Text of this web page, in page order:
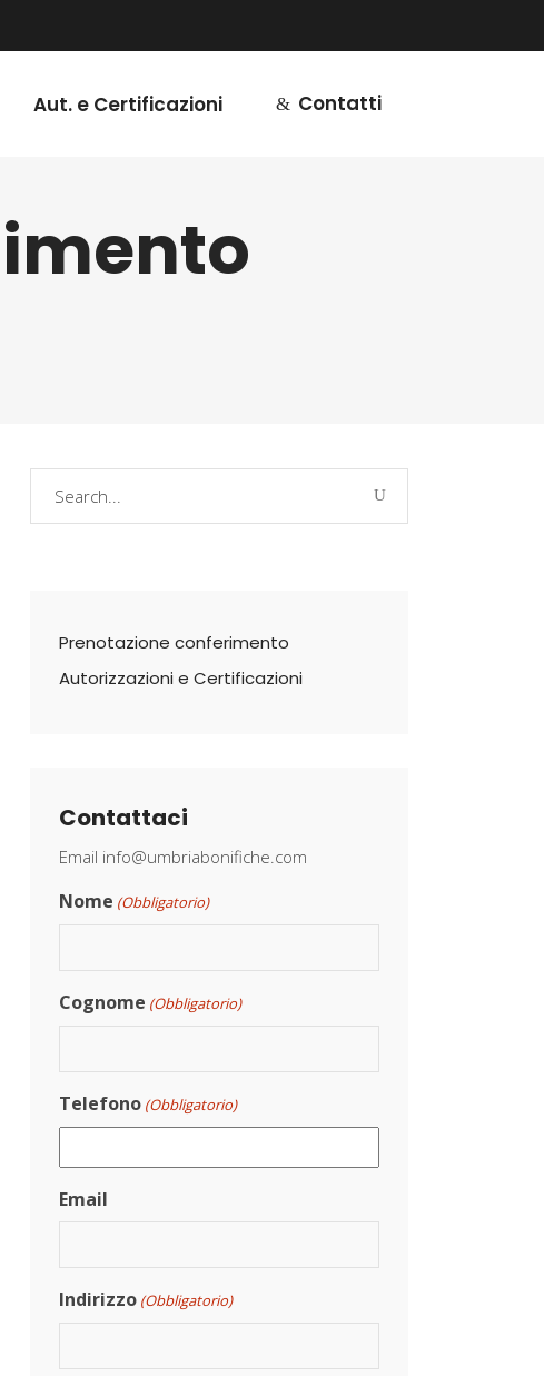
Aut. e Certificazioni Contatti
Prenotazione conferimento
Autorizzazioni e Certificazioni
Contattaci
Email info@umbriabonifiche.com
Nome (Obbligatorio)
Cognome (Obbligatorio)
Telefono (Obbligatorio)
Email
Indirizzo (Obbligatorio)